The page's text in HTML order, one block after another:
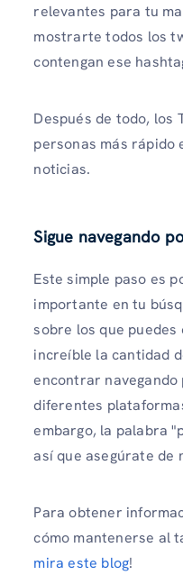
relevantes para tu
mostrarte todos los
contengan ese
Después de todo, los
personas más rápido
noticias.
Sigue navegando
Este simple paso es
importante en tu
sobre los que
increíble la cantidad
encontrar
diferentes
embargo, la palabra
así que asegúrate de
Para obtener
cómo mantenerse al
mira este blog!